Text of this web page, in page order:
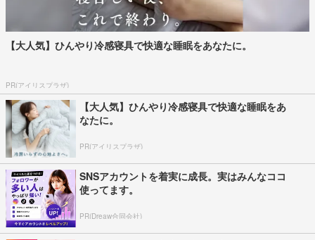
【大人気】ひんやり冷感寝具で快適な睡眠をあなたに。
PR(アイリスプラザ)
【大人気】ひんやり冷感寝具で快適な睡眠をあ
なたに。
PR(アイリスプラザ)
SNSアカウントを着実に成長。実はみんなココ
使ってます。
PR(Dreaw合同会社)